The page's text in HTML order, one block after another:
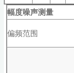
幅度噪声测量
偏频范围